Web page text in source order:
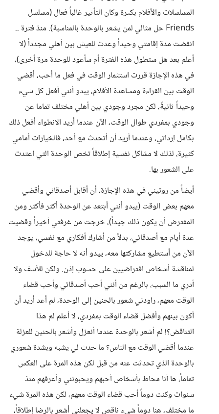
المسلسلات والأفلام بكثرة وكان التأثير غالباً فعال (مسلسل
Friends حل مثالي لمن يشعر بالوحدة بالمناسبة). منذ فترة ..
انقضت مدة إقامتي وحيداً وعدت للعيش بين أهلي مجدداً (لا
أعلم بعد هل ستطول هذه الفترة أم سأعود للوحدة مرة أخرى)،
في هذه الإجازة قررت استثمار الوقت في فعل ما أحب، أقضي
الوقت بين القراءة ومشاهدة الأفلام، يبدو أنني أفعل كل شيء
وحيداً ثانيةً، لكن مجرد وجودي بين أهلي مختلف تماما عن
وجودي بمفردي طوال الوقت، الآن عندما أريد الانطواء أفعل ذلك
بكامل إرداتي، وعندما أريد أن أتحدث مع أحد، فالخيارات أمامي
كثيرة، لذلك لا مشاكل نفسية إطلاقاً تخص الوحدة التي اعتدت
على الشعور بها.
أيضاً من روتيني في هذه الإجازة، أن أقابل أصدقائي وأقضي
معهم بعض الوقت (يبدو أنني أبتعد عن الوحدة أكثر فأكثر ومن
المفترض أن يكون ذلك جيداً)، خرجت من غرفتي أخيراً وقضيت
عدة أيام مع أصدقائي، بدلاً من أشارك أفكاري مع نفسي، يوجد
الآن من أستطيع مشاركتها معه، ييدو أنه لا حاجة للدخول
لمناقشة أشخاص افتراضيين على حسوب إذن. ولكن للأسف ولا
أدري ما السبب، بالرغم من أنني أحب أصدقائي وأحب قضاء
الوقت معهم، راودني شعور بالحنين إلى الوحدة، لم أعد أريد أن
أكون بينهم وأفضل قضاء الوقت بمفردي، لا أعلم لم هذا
التناقض؟! لم أشعر بالوحدة عندما أنعزل وأشعر بالحنين للعزلة
عندما أقضي الوقت مع الناس؟ ما حدث لي يشبه وبشدة شعوري
بالوحدة الذي تحدثت عنه من قبل لكن هذه المرة على العكس
تماماً، ها أنا محاط بأشخاص أحبهم ويحبونني وأعرفهم منذ
سنوات وكنت دوماً أحب قضاء الوقت معهم، لكن هذه المرة شيء
ما مختلف، هنا دوماً شيء ناقص لا يجعلني أشعر بالرضا إطلاقاً،